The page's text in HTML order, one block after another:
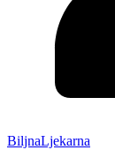
BiljnaLjekarna